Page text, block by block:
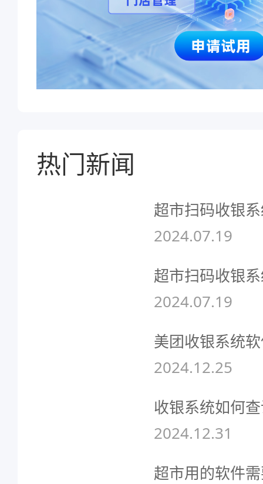
热门新闻
超市扫码收银
2024.07.19
超市扫码收银
2024.07.19
美团收银系统
2024.12.25
收银系统如何
2024.12.31
超市用的软件